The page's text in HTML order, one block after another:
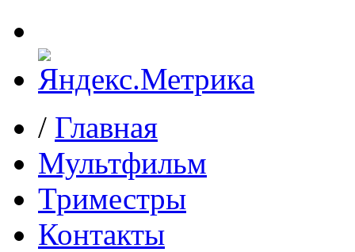
/ Главная
Мультфильм
Триместры
Контакты